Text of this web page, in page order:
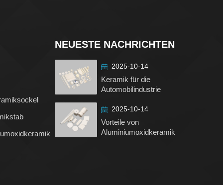
NEUESTE NACHRICHTEN
2025-10-14
Keramik für die
Automobilindustrie
2025-10-14
Vorteile von
Aluminiumoxidkeramik